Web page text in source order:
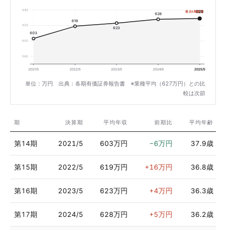
640
620
600
580
603
619
623
628 629
過去5期最高
2021/5 2022/5 2023/5 2024/5 2025/5
単位：万円 出典：各期有価証券報告書 ※業種平均（627万円）との比
較は次節
期 決算期 平均年収 前期比 平均年齢
第14期 2021/5 603万円 −6万円 37.9歳
第15期 2022/5 619万円 +16万円 36.8歳
第16期 2023/5 623万円 +4万円 36.3歳
第17期 2024/5 628万円 +5万円 36.2歳